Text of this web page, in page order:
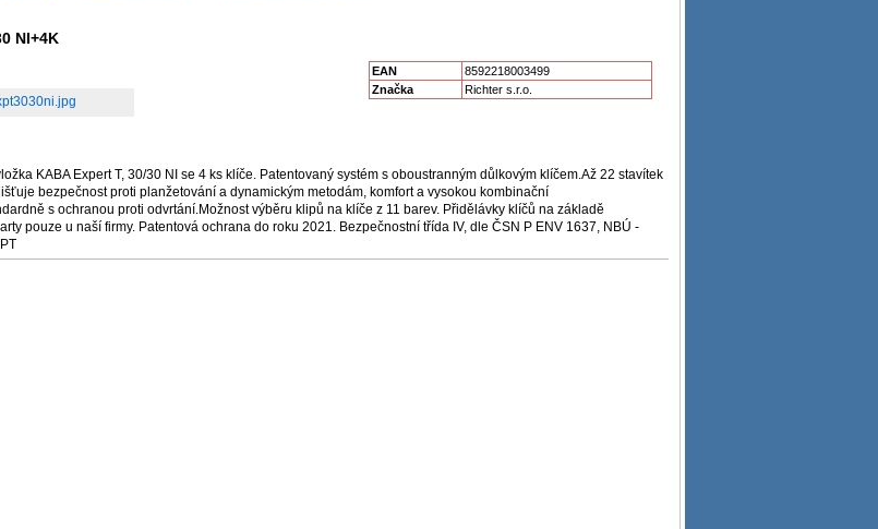
NI+4K
EAN
8592218003499
Značka
Richter s.r.o.
KABA Expert T, 30/30 NI se 4 ks klíče. Patentovaný systém s oboustranným důlkovým klíčem.Až 22 stavítek
bezpečnost proti planžetování a dynamickým metodám, komfort a vysokou kombinační
s ochranou proti odvrtání.Možnost výběru klipů na klíče z 11 barev. Přidělávky klíčů na základě
pouze u naší firmy. Patentová ochrana do roku 2021. Bezpečnostní třída IV, dle ČSN P ENV 1637, NBÚ -